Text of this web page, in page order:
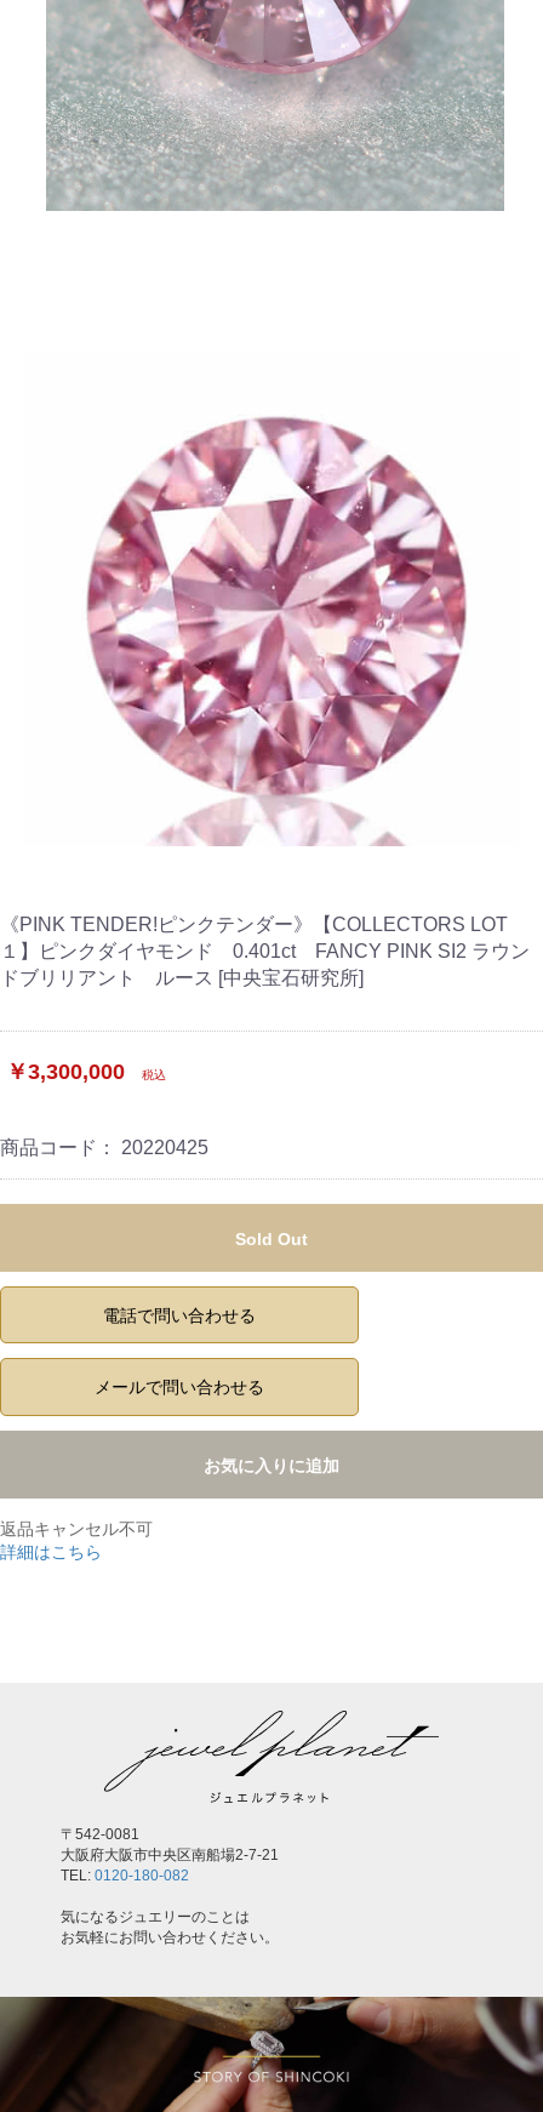
《PINK TENDER!ピンクテンダー》【COLLECTORS LOT
１】ピンクダイヤモンド 0.401ct FANCY PINK SI2 ラウン
ドブリリアント ルース [中央宝石研究所]
￥3,300,000 税込
商品コード： 20220425
Sold Out
電話で問い合わせる
メールで問い合わせる
お気に入りに追加
返品キャンセル不可
詳細はこちら
〒542-0081
大阪府大阪市中央区南船場2-7-21
TEL: 0120-180-082
気になるジュエリーのことは
お気軽にお問い合わせください。